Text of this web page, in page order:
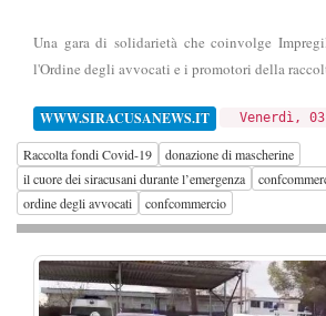
Una gara di solidarietà che coinvolge
l'Ordine degli avvocati e i promotori della
WWW.SIRACUSANEWS.IT Venerdì,
Raccolta fondi Covid-19
donazione di mascherine
il cuore dei siracusani durante l’emergenza
ordine degli avvocati
confcommercio